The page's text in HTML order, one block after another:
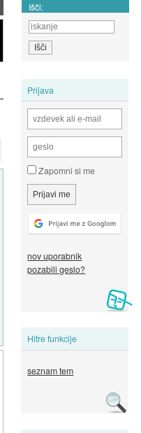
Išči:
Prijava
Zapomni si me
nov uporabnik
pozabili geslo?
Hitre funkcije
seznam tem